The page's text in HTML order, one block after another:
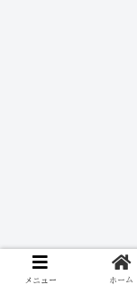
メニュー ホーム